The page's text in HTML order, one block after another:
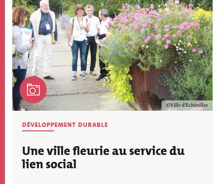
Copyright
Ville d'Echirolles
DÉVELOPPEMENT DURABLE
Une ville fleurie au service du
lien social